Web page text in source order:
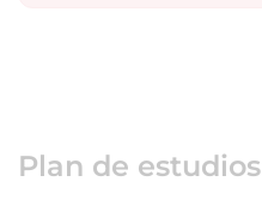
Plan de estudios